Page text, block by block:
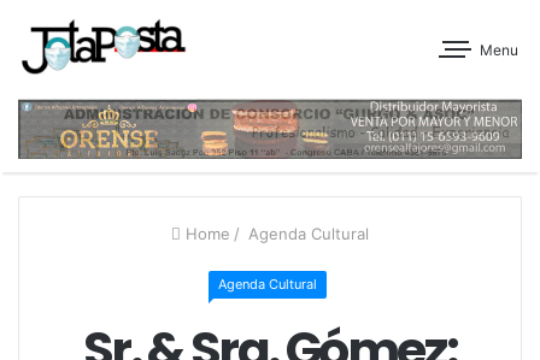
Menu
Home / Agenda Cultural
Agenda Cultural